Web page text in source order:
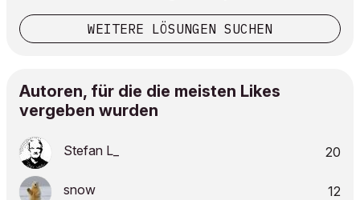
WEITERE LÖSUNGEN SUCHEN
Autoren, für die die meisten Likes
vergeben wurden
Stefan L_ 20
snow 12